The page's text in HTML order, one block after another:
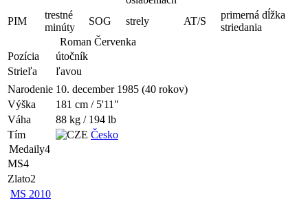
PIM
trestné
minúty
SOG strely AT/S
primerná dĺžka
striedania
Roman Červenka
Pozícia
útočník
Strieľa
ľavou
Narodenie 10. december 1985 (40 rokov)
Výška
181 cm / 5'11"
Váha
88 kg / 194 lb
Tím
Česko
Medaily4
MS4
Zlato2
MS 2010